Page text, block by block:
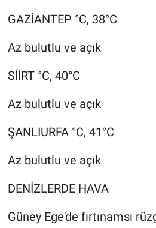
GAZİANTEP °C, 38°C
Az bulutlu ve açık
SİİRT °C, 40°C
Az bulutlu ve açık
ŞANLIURFA °C, 41°C
Az bulutlu ve açık
DENİZLERDE HAVA
Güney Ege'de fırtınamsı